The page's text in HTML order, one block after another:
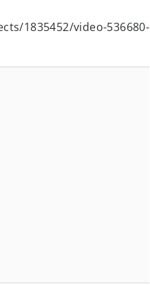
1835452/video-536680-